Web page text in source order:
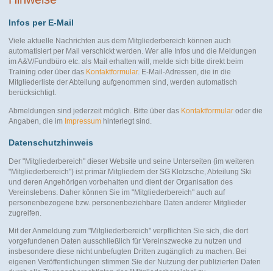
Infos per E-Mail
Viele aktuelle Nachrichten aus dem Mitgliederbereich können auch
automatisiert per Mail verschickt werden. Wer alle Infos und die Meldungen
im A&V/Fundbüro etc. als Mail erhalten will, melde sich bitte direkt beim
Training oder über das Kontaktformular. E-Mail-Adressen, die in die
Mitgliederliste der Abteilung aufgenommen sind, werden automatisch
berücksichtigt.
Abmeldungen sind jederzeit möglich. Bitte über das Kontaktformular oder die
Angaben, die im Impressumhinterlegt sind.
Datenschutzhinweis
Der "Mitgliederbereich" dieser Website und seine Unterseiten (im weiteren
"Mitgliederbereich") ist primär Mitgliedern der SG Klotzsche, Abteilung Ski
und deren Angehörigen vorbehalten und dient der Organisation des
Vereinslebens. Daher können Sie im "Mitgliederbereich" auch auf
personenbezogene bzw. personenbeziehbare Daten anderer Mitglieder
zugreifen.
Mit der Anmeldung zum "Mitgliederbereich" verpflichten Sie sich, die dort
vorgefundenen Daten ausschließlich für Vereinszwecke zu nutzen und
insbesondere diese nicht unbefugten Dritten zugänglich zu machen. Bei
eigenen Veröffentlichungen stimmen Sie der Nutzung der publizierten Daten